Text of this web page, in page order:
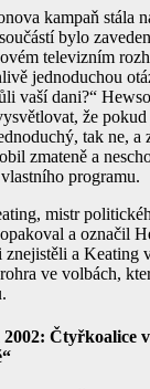
kampaň stála
bylo
televizním
jednoduchou
vaší dani?“
že
tak ne, a
zmateně a
programu.
mistr
a označil
znejistěli a Keating
ve volbách,
Čtyřkoalice